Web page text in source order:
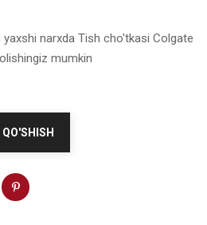
narxda Tish cho'tkasi Colgate
mumkin
QO'SHISH